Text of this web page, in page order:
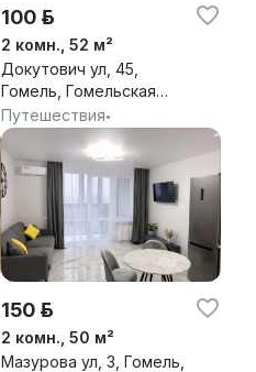
100 р.
2 комн., 52 м²
Докутович ул, 45,
Гомель, Гомельская
обл.
Путешествия•
150 р.
2 комн., 50 м²
Мазурова ул, 3, Гомель,